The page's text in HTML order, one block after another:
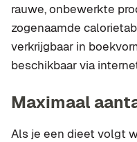
rauwe, onbewerkte
zogenaamde
verkrijgbaar in
beschikbaar via
Maximaal
Als je een dieet volgt